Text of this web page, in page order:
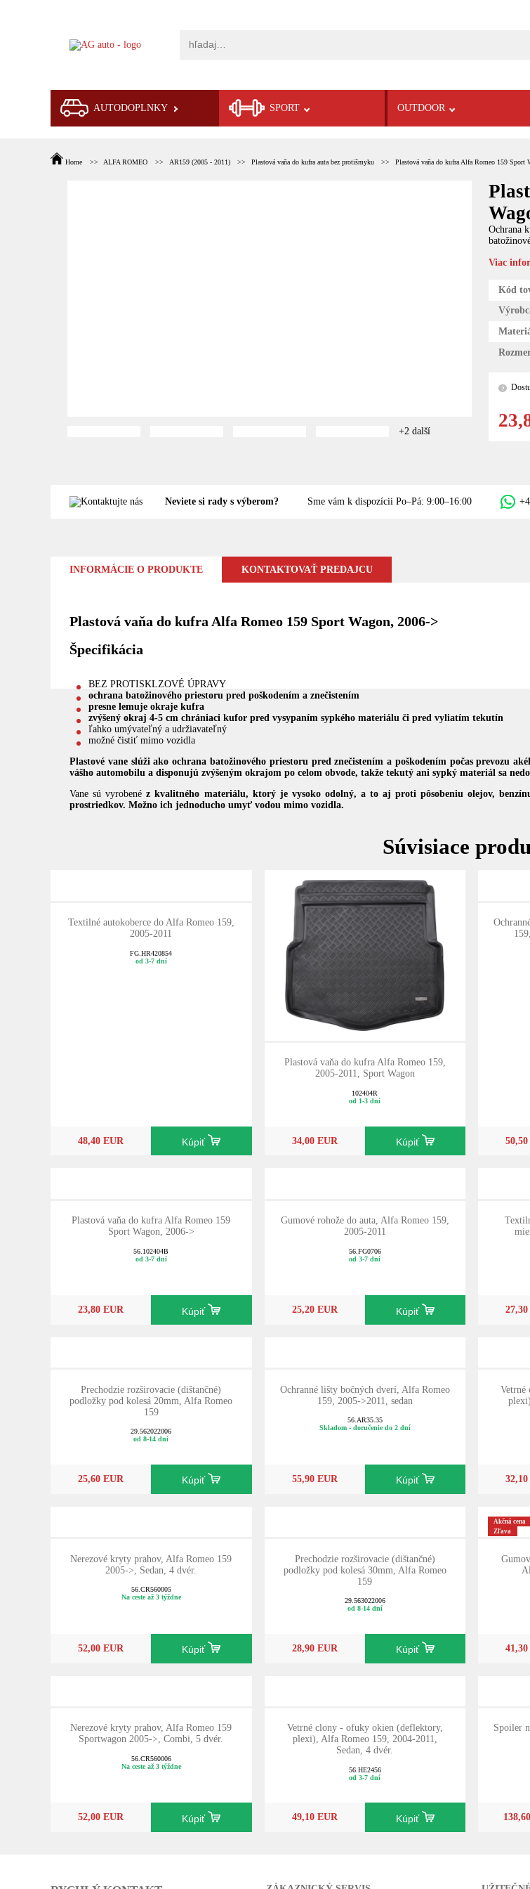
AUTODOPLNKY SPORT OUTDOOR
Home ALFA ROMEO AR159 (2005 - 2011) Plastová vaňa do kufra auta bez protišmyku Plastová vaňa do kufra Alfa Romeo 159 Sport
+2 další
Ochrana
Viac
Kód
?
Neviete si rady s výberom? Sme vám k dispozícii Po–Pá: 9:00–16:00
INFORMÁCIE O PRODUKTE KONTAKTOVAŤ PREDAJCU
Plastová vaňa do kufra Alfa Romeo 159 Sport Wagon, 2006->
Špecifikácia
BEZ PROTISKLZOVÉ ÚPRAVY
ochrana batožinového priestoru pred poškodením a znečistením
presne lemuje okraje kufra
zvýšený okraj 4-5 cm chrániaci kufor pred vysypaním sypkého materiálu či pred vyliatím tekutín
ľahko umývateľný a udržiavateľný
možné čistiť mimo vozidla
Plastové vane slúži ako ochrana batožinového priestoru pred znečistením a poškodením počas prevozu
vášho automobilu adisponujú zvýšeným okrajom po celom obvode, takže tekutý ani sypký materiál sa
Vane sú vyrobenéz kvalitného materiálu, ktorý je vysoko odolný, a to aj proti pôsobeniu olejov,
prostriedkov. Možno ich jednoducho umyť vodou mimo vozidla.
Súvisiace
Textilné autokoberce do Alfa Romeo 159,
2005-2011
FG.HR420854
od 3-7 dní
48,40 EUR Kúpiť
Plastová vaňa do kufra Alfa Romeo 159,
2005-2011, Sport Wagon
102404R
od 1-3 dní
34,00 EUR Kúpiť
Plastová vaňa do kufra Alfa Romeo 159
Sport Wagon, 2006->
56.102404B
od 3-7 dní
23,80 EUR Kúpiť
Gumové rohože do auta, Alfa Romeo 159,
2005-2011
56.FG0706
od 3-7 dní
25,20 EUR Kúpiť
Prechodzie rozširovacie (dištančné)
podložky pod kolesá 20mm, Alfa Romeo
159
29.562022006
od 8-14 dní
25,60 EUR Kúpiť
Ochranné lišty bočných dverí, Alfa Romeo
159, 2005->2011, sedan
56.AR35.35
Skladom - doručenie do 2 dní
55,90 EUR Kúpiť
Vetrné
Nerezové kryty prahov, Alfa Romeo 159
2005->, Sedan, 4 dvér.
56.CR560005
Na ceste až 3 týždne
52,00 EUR Kúpiť
Prechodzie rozširovacie (dištančné)
podložky pod kolesá 30mm, Alfa Romeo
159
29.563022006
od 8-14 dní
28,90 EUR Kúpiť
Akčná cena
Zľava
Nerezové kryty prahov, Alfa Romeo 159
Sportwagon 2005->, Combi, 5 dvér.
56.CR560006
Na ceste až 3 týždne
52,00 EUR Kúpiť
Vetrné clony - ofuky okien (deflektory,
plexi), Alfa Romeo 159, 2004-2011,
Sedan, 4 dvér.
56.HE2456
od 3-7 dní
49,10 EUR Kúpiť
Spoiler